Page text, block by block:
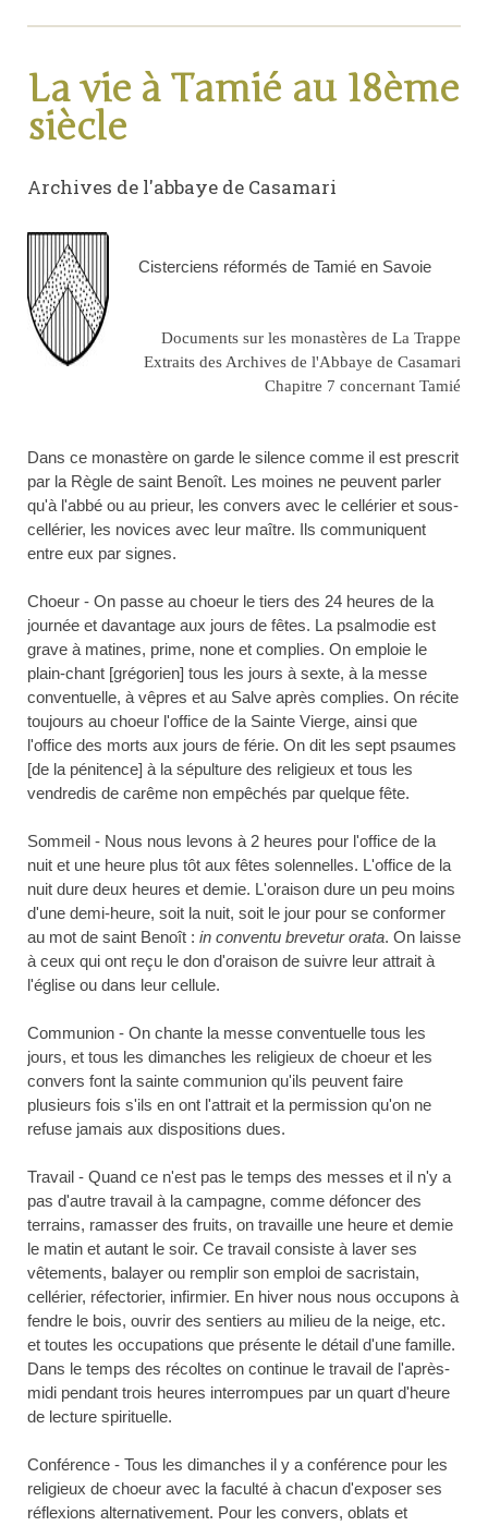
La vie à Tamié au 18ème
siècle
Archives de l'abbaye de Casamari
Cisterciens réformés de Tamié en Savoie
Documents sur les monastères de La Trappe
Extraits des Archives de l'Abbaye de Casamari
Chapitre 7 concernant Tamié
Dans ce monastère on garde le silence comme il est prescrit
par la Règle de saint Benoît. Les moines ne peuvent parler
qu'à l'abbé ou au prieur, les convers avec le cellérier et sous-
cellérier, les novices avec leur maître. Ils communiquent
entre eux par signes.
Choeur - On passe au choeur le tiers des 24 heures de la
journée et davantage aux jours de fêtes. La psalmodie est
grave à matines, prime, none et complies. On emploie le
plain-chant [grégorien] tous les jours à sexte, à la messe
conventuelle, à vêpres et au Salve après complies. On récite
toujours au choeur l'office de la Sainte Vierge, ainsi que
l'office des morts aux jours de férie. On dit les sept psaumes
[de la pénitence] à la sépulture des religieux et tous les
vendredis de carême non empêchés par quelque fête.
Sommeil - Nous nous levons à 2 heures pour l'office de la
nuit et une heure plus tôt aux fêtes solennelles. L'office de la
nuit dure deux heures et demie. L'oraison dure un peu moins
d'une demi-heure, soit la nuit, soit le jour pour se conformer
au mot de saint Benoît : in conventu brevetur orata. On laisse
à ceux qui ont reçu le don d'oraison de suivre leur attrait à
l'église ou dans leur cellule.
Communion - On chante la messe conventuelle tous les
jours, et tous les dimanches les religieux de choeur et les
convers font la sainte communion qu'ils peuvent faire
plusieurs fois s'ils en ont l'attrait et la permission qu'on ne
refuse jamais aux dispositions dues.
Travail - Quand ce n'est pas le temps des messes et il n'y a
pas d'autre travail à la campagne, comme défoncer des
terrains, ramasser des fruits, on travaille une heure et demie
le matin et autant le soir. Ce travail consiste à laver ses
vêtements, balayer ou remplir son emploi de sacristain,
cellérier, réfectorier, infirmier. En hiver nous nous occupons à
fendre le bois, ouvrir des sentiers au milieu de la neige, etc.
et toutes les occupations que présente le détail d'une famille.
Dans le temps des récoltes on continue le travail de l'après-
midi pendant trois heures interrompues par un quart d'heure
de lecture spirituelle.
Conférence - Tous les dimanches il y a conférence pour les
religieux de choeur avec la faculté à chacun d'exposer ses
réflexions alternativement. Pour les convers, oblats et